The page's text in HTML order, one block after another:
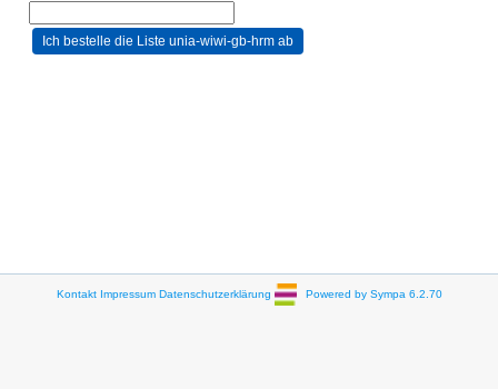
Kontakt Impressum Datenschutzerklärung Powered by Sympa 6.2.70